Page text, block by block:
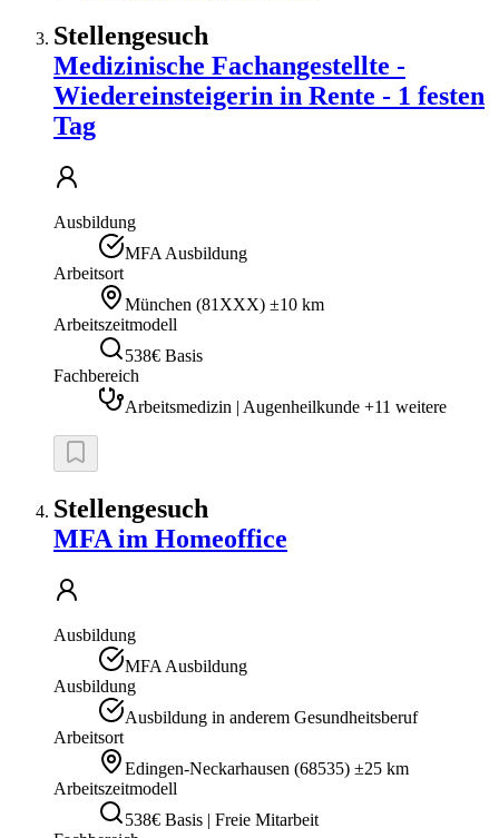
Stellengesuch
Medizinische Fachangestellte -
Wiedereinsteigerin in Rente - 1 festen
Tag
Ausbildung
MFA Ausbildung
Arbeitsort
München (81XXX) ±10 km
Arbeitszeitmodell
538€ Basis
Fachbereich
Arbeitsmedizin | Augenheilkunde +11 weitere
Stellengesuch
MFA im Homeoffice
Ausbildung
MFA Ausbildung
Ausbildung
Ausbildung in anderem Gesundheitsberuf
Arbeitsort
Edingen-Neckarhausen (68535) ±25 km
Arbeitszeitmodell
538€ Basis | Freie Mitarbeit